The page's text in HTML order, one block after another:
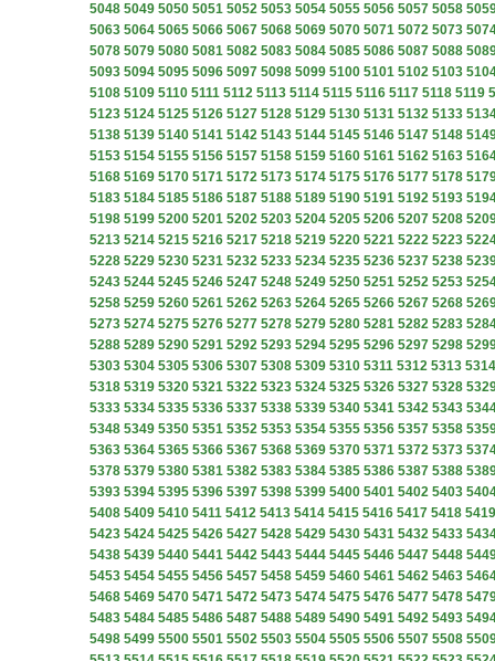
5048 5049 5050 5051 5052 5053 5054 5055 5056 5057 5058
5063 5064 5065 5066 5067 5068 5069 5070 5071 5072 5073
5078 5079 5080 5081 5082 5083 5084 5085 5086 5087 5088
5093 5094 5095 5096 5097 5098 5099 5100 5101 5102 5103
5108 5109 5110 5111 5112 5113 5114 5115 5116 5117 5118 5119
5123 5124 5125 5126 5127 5128 5129 5130 5131 5132 5133
5138 5139 5140 5141 5142 5143 5144 5145 5146 5147 5148
5153 5154 5155 5156 5157 5158 5159 5160 5161 5162 5163
5168 5169 5170 5171 5172 5173 5174 5175 5176 5177 5178
5183 5184 5185 5186 5187 5188 5189 5190 5191 5192 5193
5198 5199 5200 5201 5202 5203 5204 5205 5206 5207 5208
5213 5214 5215 5216 5217 5218 5219 5220 5221 5222 5223
5228 5229 5230 5231 5232 5233 5234 5235 5236 5237 5238
5243 5244 5245 5246 5247 5248 5249 5250 5251 5252 5253
5258 5259 5260 5261 5262 5263 5264 5265 5266 5267 5268
5273 5274 5275 5276 5277 5278 5279 5280 5281 5282 5283
5288 5289 5290 5291 5292 5293 5294 5295 5296 5297 5298
5303 5304 5305 5306 5307 5308 5309 5310 5311 5312 5313 5314
5318 5319 5320 5321 5322 5323 5324 5325 5326 5327 5328
5333 5334 5335 5336 5337 5338 5339 5340 5341 5342 5343
5348 5349 5350 5351 5352 5353 5354 5355 5356 5357 5358
5363 5364 5365 5366 5367 5368 5369 5370 5371 5372 5373
5378 5379 5380 5381 5382 5383 5384 5385 5386 5387 5388
5393 5394 5395 5396 5397 5398 5399 5400 5401 5402 5403
5408 5409 5410 5411 5412 5413 5414 5415 5416 5417 5418 5419
5423 5424 5425 5426 5427 5428 5429 5430 5431 5432 5433
5438 5439 5440 5441 5442 5443 5444 5445 5446 5447 5448
5453 5454 5455 5456 5457 5458 5459 5460 5461 5462 5463
5468 5469 5470 5471 5472 5473 5474 5475 5476 5477 5478
5483 5484 5485 5486 5487 5488 5489 5490 5491 5492 5493
5498 5499 5500 5501 5502 5503 5504 5505 5506 5507 5508